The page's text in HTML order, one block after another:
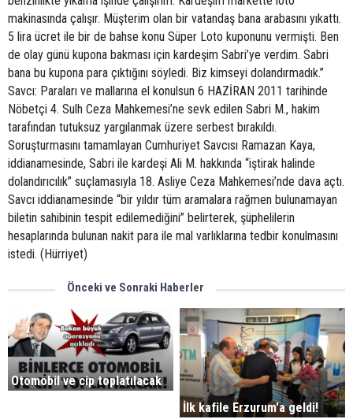
makinasında çalışır. Müşterim olan bir vatandaş bana arabasını yıkattı.
5 lira ücret ile bir de bahse konu Süper Loto kuponunu vermişti. Ben
de olay günü kupona bakması için kardeşim Sabri’ye verdim. Sabri
bana bu kupona para çıktığını söyledi. Biz kimseyi dolandırmadık.”
Savcı: Paraları ve mallarına el konulsun 6 HAZİRAN 2011 tarihinde
Nöbetçi 4. Sulh Ceza Mahkemesi’ne sevk edilen Sabri M., hakim
tarafından tutuksuz yargılanmak üzere serbest bırakıldı.
Soruşturmasını tamamlayan Cumhuriyet Savcısı Ramazan Kaya,
iddianamesinde, Sabri ile kardeşi Ali M. hakkında “iştirak halinde
dolandırıcılık” suçlamasıyla 18. Asliye Ceza Mahkemesi’nde dava açtı.
Savcı iddianamesinde “bir yıldır tüm aramalara rağmen bulunamayan
biletin sahibinin tespit edilemediğini” belirterek, şüphelilerin
hesaplarında bulunan nakit para ile mal varlıklarına tedbir konulmasını
istedi. (Hürriyet)
Önceki ve Sonraki Haberler
Otomobil ve cip toplatılacak
İlk kafile Erzurum'a geldi!